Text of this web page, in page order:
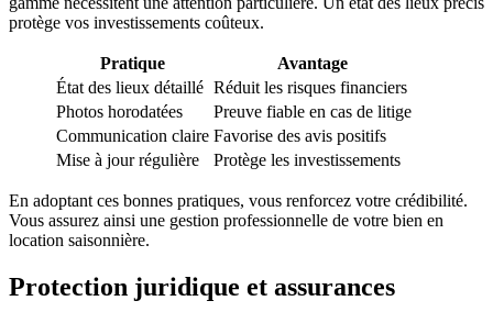
protège vos investissements coûteux.
Pratique
Avantage
État des lieux détaillé Réduit les risques financiers
Photos horodatées
Preuve fiable en cas de litige
Communication claire Favorise des avis positifs
Mise à jour régulière
Protège les investissements
En adoptant ces bonnes pratiques, vous renforcez votre crédibilité.
Vous assurez ainsi une gestion professionnelle de votre bien en
location saisonnière.
Protection juridique et assurances